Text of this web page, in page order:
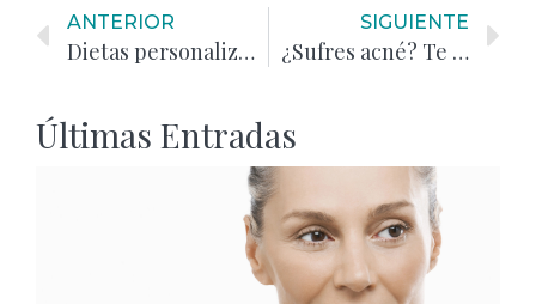
ANTERIOR
Dietas personalizadas y proteinadas
SIGUIENTE
¿Sufres acné? Te contamos cómo solucionarlo
Últimas Entradas